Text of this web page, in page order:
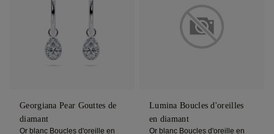
Georgiana Pear Gouttes de
diamant
Or blanc Boucles d'oreille en
Lumina Boucles d'oreilles
en diamant
Or blanc Boucles d'oreille en